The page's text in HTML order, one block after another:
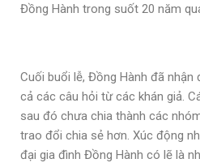
Đồng Hành trong suốt 20 năm
Cuối buổi lễ, Đồng Hành đã
cả các câu hỏi từ các khán giả.
sau đó chưa chia thành các
trao đổi chia sẻ hơn. Xúc động
đại gia đình Đồng Hành có lẽ là